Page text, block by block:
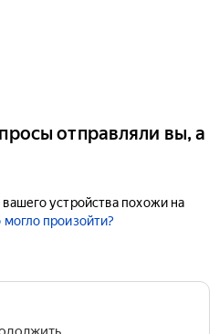
отправляли вы, а
устройства похожи на
произойти?